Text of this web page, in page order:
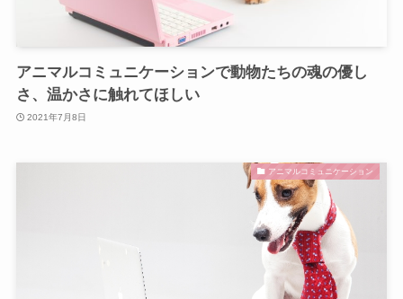
アニマルコミュニケーションで動物たちの魂の優し
さ、温かさに触れてほしい
2021年7月8日
アニマルコミュニケーション